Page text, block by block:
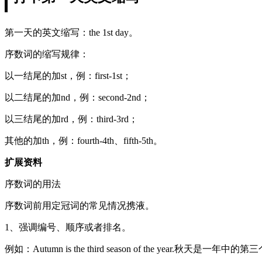
第一天的英文缩写：the 1st day。
序数词的缩写规律：
以一结尾的加st，例：first-1st；
以二结尾的加nd，例：second-2nd；
以三结尾的加rd，例：third-3rd；
其他的加th，例：fourth-4th、fifth-5th。
扩展资料
序数词的用法
序数词前用定冠词的常见情况携液。
1、强调编号、顺序或者排名。
例如：Autumn is the third season of the year.秋天是一年中的第三